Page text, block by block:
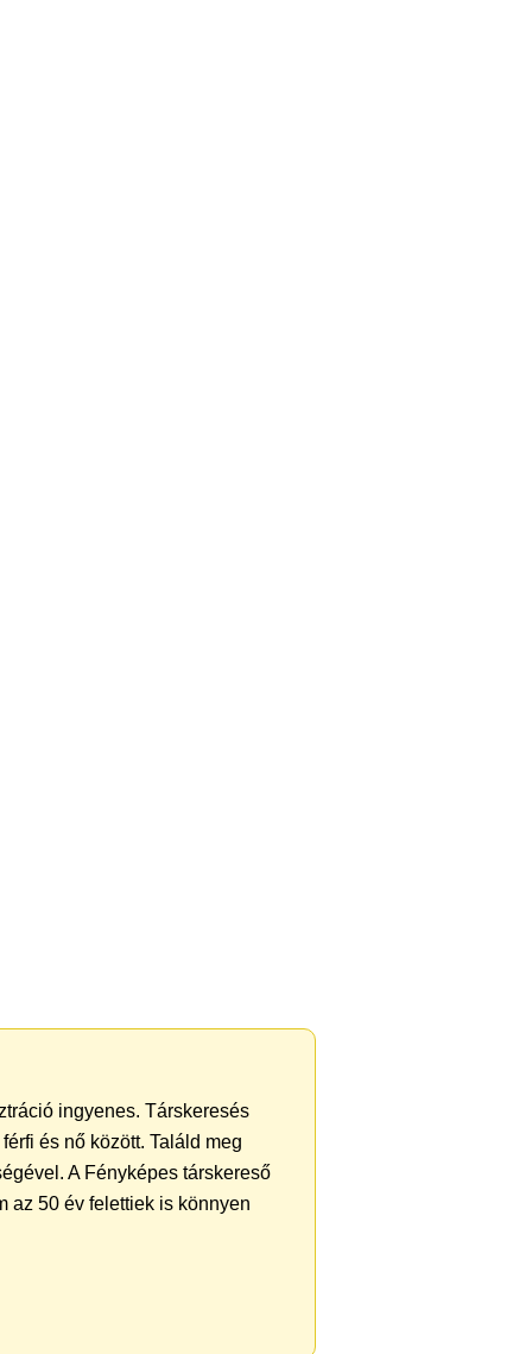
ingyenes. Társkeresés
és nő között. Találd meg
A Fényképes társkereső
az 50 év felettiek is könnyen